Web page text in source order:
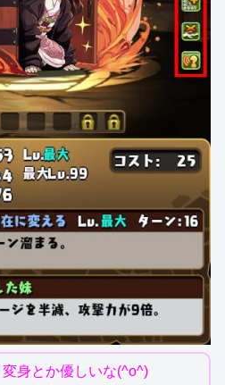
身とか優しいな(^o^)